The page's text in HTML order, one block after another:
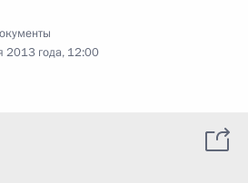
2013 года, 12:00